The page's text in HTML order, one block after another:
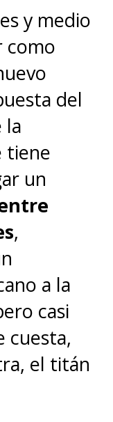
algunos
en
las
el
ciertas
pose
"Tails"
cinta
que
esta
y medio
como
del
la
tiene
un
,
a la
casi
cuesta,
el titán